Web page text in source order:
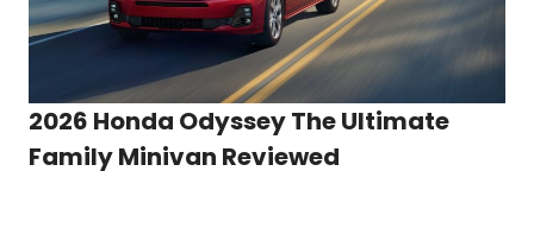
2026 Honda Odyssey The Ultimate
Family Minivan Reviewed